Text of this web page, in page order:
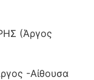
(Άργος
-Αίθουσα